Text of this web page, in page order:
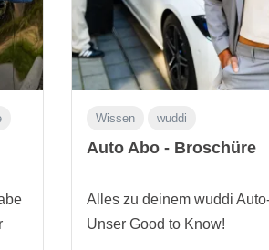
Wissen wuddi
Auto Abo - Broschüre
Alles zu deinem wuddi
Unser Good to Know!